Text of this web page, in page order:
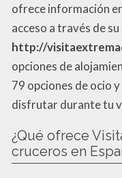
ofrece información
acceso a través de
http://
opciones de
79 opciones de ocio
disfrutar durante tu
¿Qué ofrece
cruceros en